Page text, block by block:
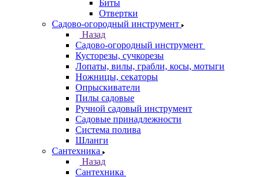
Биты
Отвертки
Садово-огородный инструмент
Назад
Садово-огородный инструмент
Кусторезы, сучкорезы
Лопаты, вилы, грабли, косы, мотыги
Ножницы, секаторы
Опрыскиватели
Пилы садовые
Ручной садовый инструмент
Садовые принадлежности
Система полива
Шланги
Сантехника
Назад
Сантехника